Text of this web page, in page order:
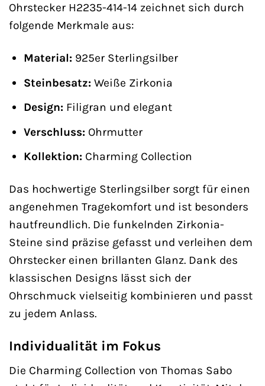
Ohrstecker H2235-414-14 zeichnet sich durch
folgende Merkmale aus:
Material:925er Sterlingsilber
Steinbesatz:Weiße Zirkonia
Design:Filigran und elegant
Verschluss:Ohrmutter
Kollektion:Charming Collection
Das hochwertige Sterlingsilber sorgt für einen
angenehmen Tragekomfort und ist besonders
hautfreundlich. Die funkelnden Zirkonia-
Steine sind präzise gefasst und verleihen dem
Ohrstecker einen brillanten Glanz. Dank des
klassischen Designs lässt sich der
Ohrschmuck vielseitig kombinieren und passt
zu jedem Anlass.
Individualität im Fokus
Die Charming Collection von Thomas Sabo